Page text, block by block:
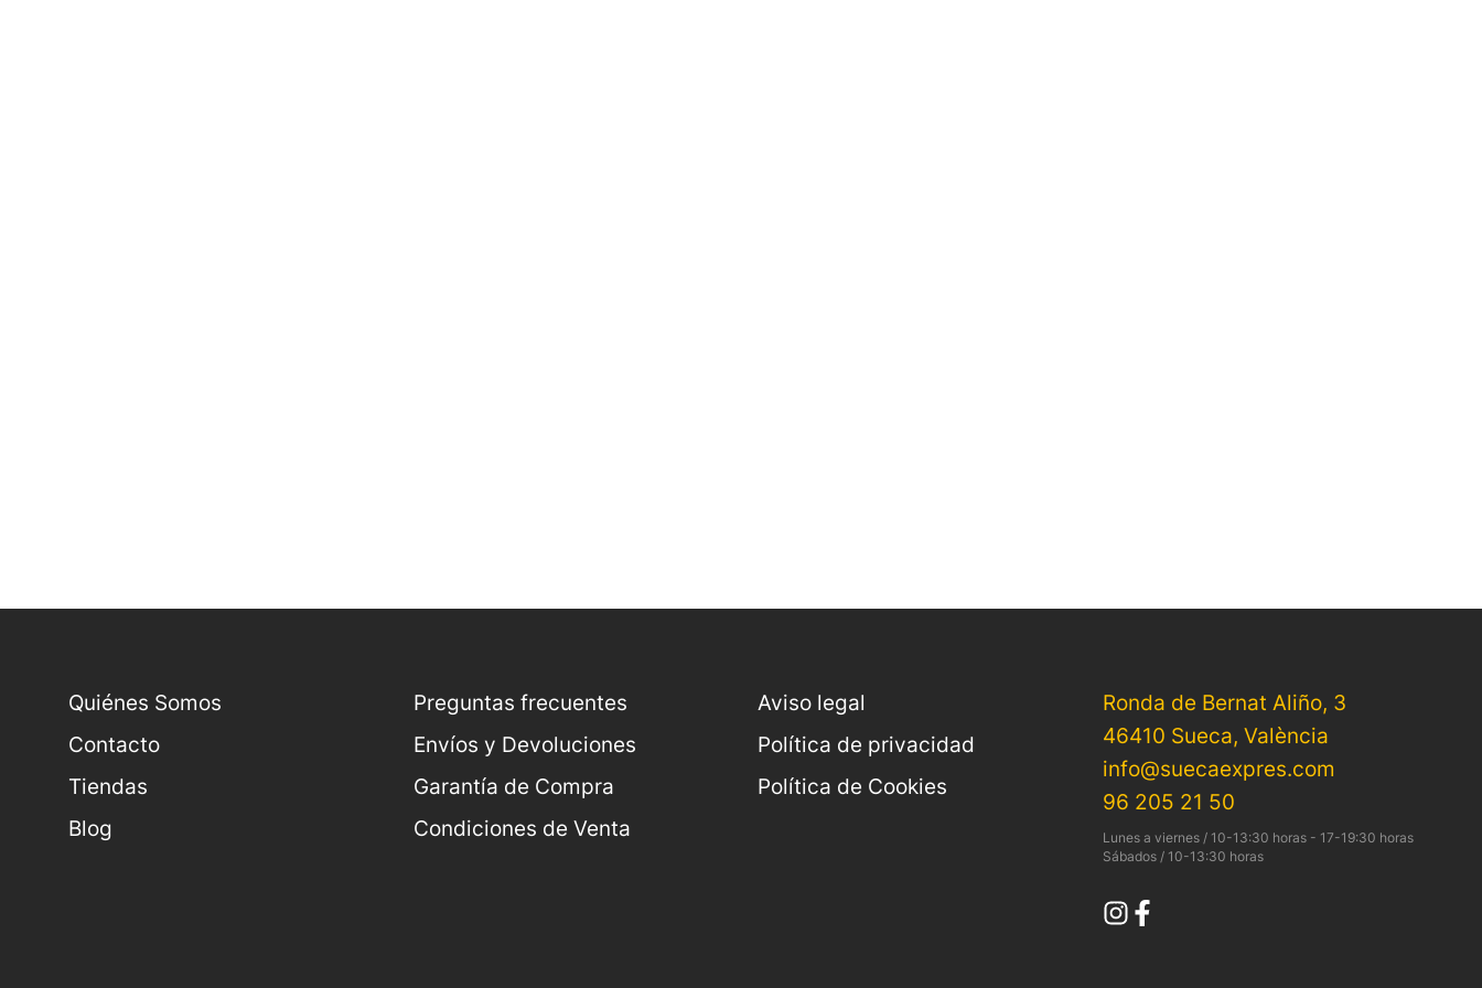
Quiénes Somos
Contacto
Tiendas
Blog
Preguntas frecuentes
Envíos y Devoluciones
Garantía de Compra
Condiciones de Venta
Aviso legal
Política de privacidad
Política de Cookies
Ronda de Bernat Aliño, 3
46410 Sueca, València
info@suecaexpres.com
96 205 21 50
Lunes a viernes / 10-13:30 horas - 17-19:30 horas
Sábados / 10-13:30 horas